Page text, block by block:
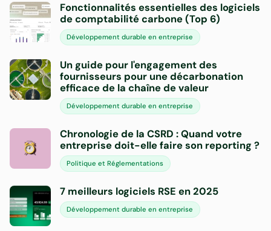
Fonctionnalités essentielles des logiciels
de comptabilité carbone (Top 6)
Développement durable en entreprise
Un guide pour l'engagement des
fournisseurs pour une décarbonation
efficace de la chaîne de valeur
Développement durable en entreprise
Chronologie de la CSRD : Quand votre
entreprise doit-elle faire son reporting ?
Politique et Réglementations
7 meilleurs logiciels RSE en 2025
Développement durable en entreprise